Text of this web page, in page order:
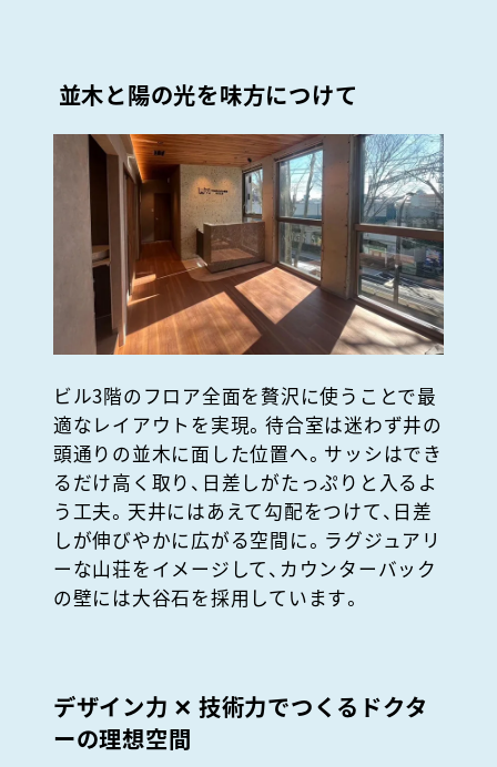
並木と陽の光を味方につけて
ビル3階のフロア全面を贅沢に使うことで最
適なレイアウトを実現。待合室は迷わず井の
頭通りの並木に面した位置へ。サッシはでき
るだけ高く取り、日差しがたっぷりと入るよ
う工夫。天井にはあえて勾配をつけて、日差
しが伸びやかに広がる空間に。ラグジュアリ
ーな山荘をイメージして、カウンターバック
の壁には大谷石を採用しています。
デザイン力 ✕ 技術力でつくるドクタ
ーの理想空間